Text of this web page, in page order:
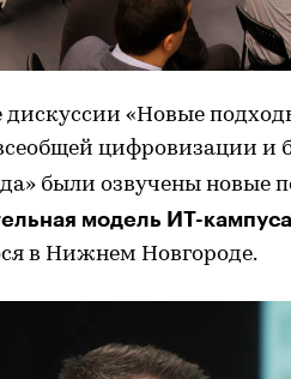
дискуссии «Новые
цифровизации и
были озвучены новые
модель ИТ-
в Нижнем Новгороде.